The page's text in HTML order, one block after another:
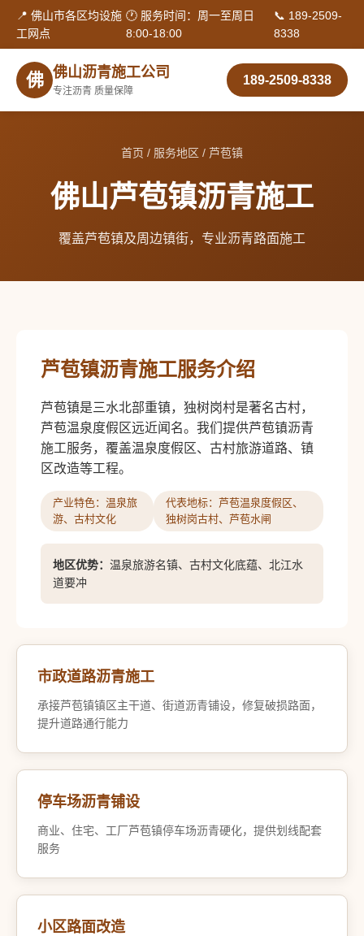
📍 佛山市各区均设施
工网点
🕐 服务时间：周一至周日
8:00-18:00
📞 189-2509-
8338
佛 佛山沥青施工公司
专注沥青 质量保障
189-2509-8338
首页 / 服务地区 / 芦苞镇
佛山芦苞镇沥青施工
覆盖芦苞镇及周边镇街，专业沥青路面施工
芦苞镇沥青施工服务介绍
芦苞镇是三水北部重镇，独树岗村是著名古村，
芦苞温泉度假区远近闻名。我们提供芦苞镇沥青
施工服务，覆盖温泉度假区、古村旅游道路、镇
区改造等工程。
产业特色：温泉旅
游、古村文化
代表地标：芦苞温泉度假区、
独树岗古村、芦苞水闸
地区优势： 温泉旅游名镇、古村文化底蕴、北江水
道要冲
市政道路沥青施工
承接芦苞镇镇区主干道、街道沥青铺设，修复破损路面，
提升道路通行能力
停车场沥青铺设
商业、住宅、工厂芦苞镇停车场沥青硬化，提供划线配套
服务
小区路面改造